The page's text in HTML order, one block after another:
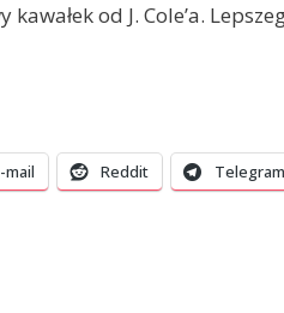
od J. Cole’a.
mail Reddit Telegram